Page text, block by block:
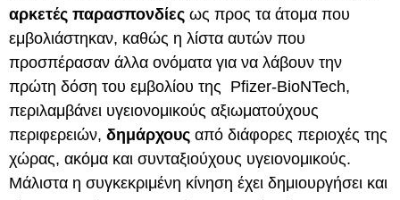
αρκετές παρασπονδίες ως προς τα άτομα που
εμβολιάστηκαν, καθώς η λίστα αυτών που
προσπέρασαν άλλα ονόματα για να λάβουν την
πρώτη δόση του εμβολίου της Pfizer-BioNTech,
περιλαμβάνει υγειονομικούς αξιωματούχους
περιφερειών, δημάρχους από διάφορες περιοχές της
χώρας, ακόμα και συνταξιούχους υγειονομικούς.
Μάλιστα η συγκεκριμένη κίνηση έχει δημιουργήσει και